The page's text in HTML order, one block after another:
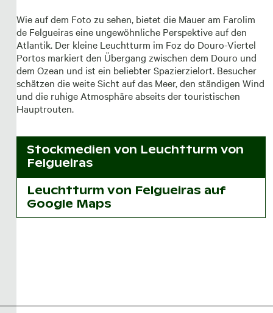
Wie auf dem Foto zu sehen, bietet die Mauer am Farolim
de Felgueiras eine ungewöhnliche Perspektive auf den
Atlantik. Der kleine Leuchtturm im Foz do Douro-Viertel
Portos markiert den Übergang zwischen dem Douro und
dem Ozean und ist ein beliebter Spazierzielort. Besucher
schätzen die weite Sicht auf das Meer, den ständigen Wind
und die ruhige Atmosphäre abseits der touristischen
Hauptrouten.
Stockmedien von Leuchtturm von
Felgueiras
Leuchtturm von Felgueiras auf
Google Maps